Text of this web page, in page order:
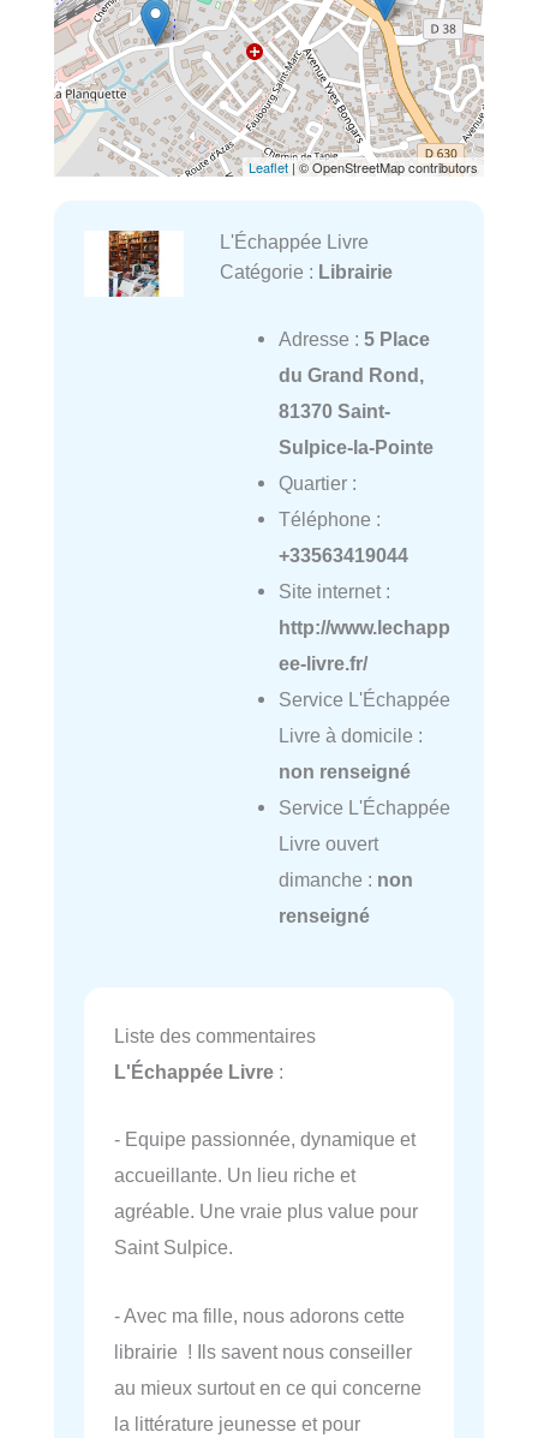
Leaflet | © OpenStreetMap contributors
L'Échappée Livre
Catégorie : Librairie
Adresse : 5 Place
du Grand Rond,
81370 Saint-
Sulpice-la-Pointe
Quartier :
Téléphone :
+33563419044
Site internet :
http://www.lechapp
ee-livre.fr/
Service L'Échappée
Livre à domicile :
non renseigné
Service L'Échappée
Livre ouvert
dimanche : non
renseigné
Liste des commentaires
L'Échappée Livre :
- Equipe passionnée, dynamique et
accueillante. Un lieu riche et
agréable. Une vraie plus value pour
Saint Sulpice.
- Avec ma fille, nous adorons cette
librairie ! Ils savent nous conseiller
au mieux surtout en ce qui concerne
la littérature jeunesse et pour